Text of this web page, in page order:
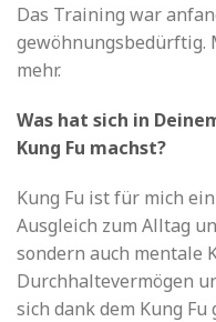
Das Training war
gewöhnungsbedürftig.
mehr.
Was hat sich in
Kung Fu machst?
Kung Fu ist für mich
Ausgleich zum Alltag
sondern auch mentale
Durchhaltevermögen
sich dank dem Kung Fu